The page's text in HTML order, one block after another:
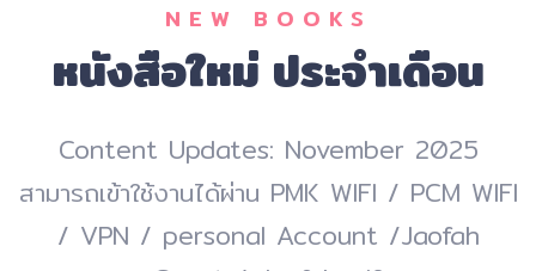
NEW BOOKS
หนังสือใหม่ ประจำเดือน
Content Updates: November 2025
สามารถเข้าใช้งานได้ผ่าน PMK WIFI / PCM WIFI
/ VPN / personal Account /Jaofah